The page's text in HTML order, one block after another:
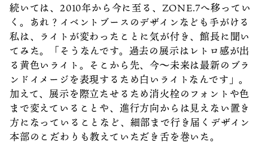
続いては、2010年から今に至る、ZONE.7へ移ってい
く。あれ？イベントブースのデザインなども手がける
私は、ライトが変わったことに気が付き、館長に聞い
てみた。「そうなんです。過去の展示はレトロ感が出
る黄色いライト。そこから先、今〜未来は最新のブラ
ンドイメージを表現するため白いライトなんです」。
加えて、展示を際立たせるため消火栓のフォントや色
まで変えていることや、進行方向からは見えない置き
方になっていることなど、細部まで行き届くデザイン
本部のこだわりも教えていただき舌を巻いた。